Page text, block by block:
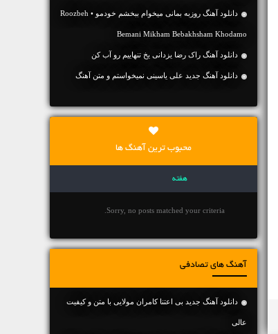
دانلود آهنگ روزبه بمانی میخوام ببخشم خودمو • Roozbeh
Bemani Mikham Bebakhsham Khodamo
دانلود آهنگ راک رضا یزدانی یخ تنهاییم رو آب کن
دانلود آهنگ جديد علی یاسینی نمیخواستم و متن آهنگ
محبوب ترین آهنگ ها
هفته
Sorry, no posts matched your criteria.
آهنگ های تصادفی
دانلود آهنگ جديد بی اعتنا کامران مولایی با متن و کیفیت
عالی